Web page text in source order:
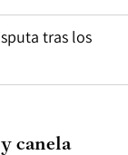
tras los
canela